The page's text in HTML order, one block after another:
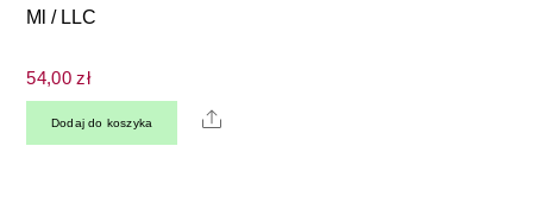
Ml / LLC
54,00zł
Dodaj do koszyka Share